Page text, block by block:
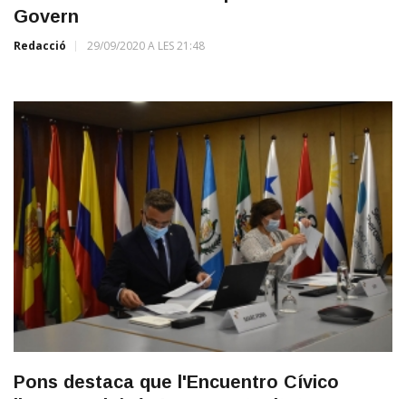
Govern
Redacció 29/09/2020 A LES 21:48
Pons destaca que l'Encuentro Cívico